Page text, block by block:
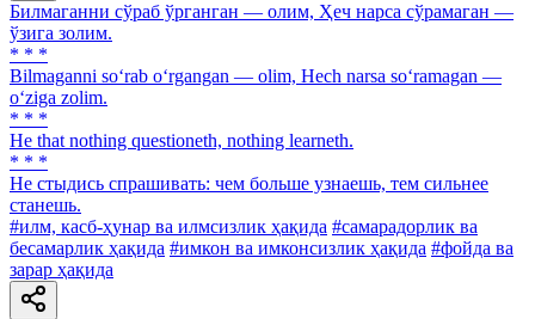
Билмаганни сўраб ўрганган — олим, Ҳеч нарса сўрамаган —
ўзига золим.
* * *
Bilmaganni so‘rab o‘rgangan — olim, Hech narsa so‘ramagan —
o‘ziga zolim.
* * *
He that nothing questioneth, nothing learneth.
* * *
He стыдись спрашивать: чем больше узнаешь, тем сильнее
станешь.
#илм, касб-ҳунар ва илмсизлик ҳақида #самарадорлик ва
бесамарлик ҳақида #имкон ва имконсизлик ҳақида #фойда ва
зарар ҳақида